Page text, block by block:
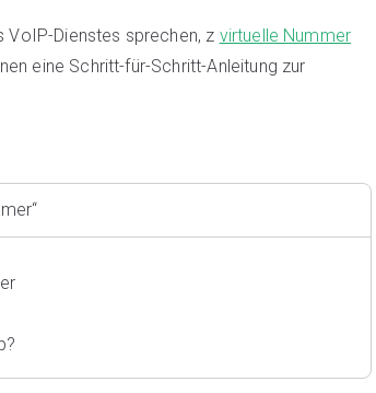
VoIP-Dienstes sprechen, z virtuelle Nummer
eine Schritt-für-Schritt-Anleitung zur